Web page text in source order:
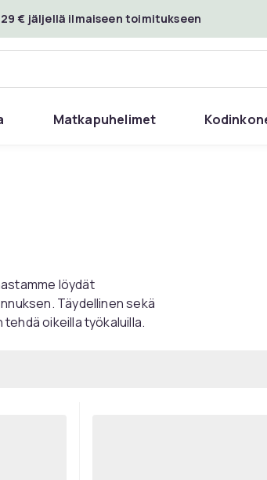
29 € jäljellä ilmaiseen toimitukseen
Matkapuhelimet
löydät
Täydellinen sekä
oikeilla työkaluilla.